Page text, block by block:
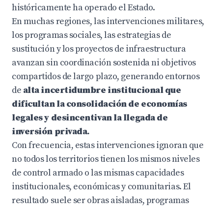
históricamente ha operado el Estado.
En muchas regiones, las intervenciones militares,
los programas sociales, las estrategias de
sustitución y los proyectos de infraestructura
avanzan sin coordinación sostenida ni objetivos
compartidos de largo plazo, generando entornos
de alta incertidumbre institucional que
dificultan la consolidación de economías
legales y desincentivan la llegada de
inversión privada.
Con frecuencia, estas intervenciones ignoran que
no todos los territorios tienen los mismos niveles
de control armado o las mismas capacidades
institucionales, económicas y comunitarias. El
resultado suele ser obras aisladas, programas